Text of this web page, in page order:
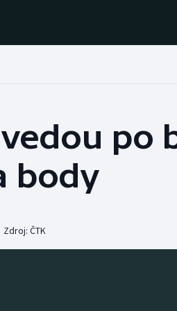
Baseball a softbal
Basketbal
Boby a skeleton
po
body
Zdroj: ČTK